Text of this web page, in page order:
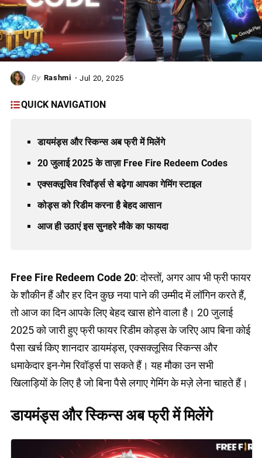
Rashmi Jul 20, 2025
QUICK NAVIGATION
डायमंड्स और स्किन्स अब फ्री में मिलेंगे
20 जुलाई 2025 के ताज़ा Free Fire Redeem Codes
एक्सक्लूसिव रिवॉर्ड्स से बढ़ेगा आपका गेमिंग स्टाइल
कोड्स को रिडीम करना है बेहद आसान
आज ही उठाएं इस सुनहरे मौके का फायदा
Free Fire Redeem Code 20: दोस्तों, अगर आप भी फ्री फायर
के शौकीन हैं और हर दिन कुछ नया पाने की उम्मीद में लॉगिन करते हैं,
तो आज का दिन आपके लिए बेहद खास होने वाला है। 20 जुलाई
2025 को जारी हुए फ्री फायर रिडीम कोड्स के जरिए आप बिना कोई
पैसा खर्च किए शानदार डायमंड्स, एक्सक्लूसिव स्किन्स और
धमाकेदार इन-गेम रिवॉर्ड्स पा सकते हैं। यह मौका उन सभी
खिलाड़ियों के लिए है जो बिना पैसे लगाए गेमिंग के मज़े लेना चाहते हैं।
डायमंड्स और स्किन्स अब फ्री में मिलेंगे